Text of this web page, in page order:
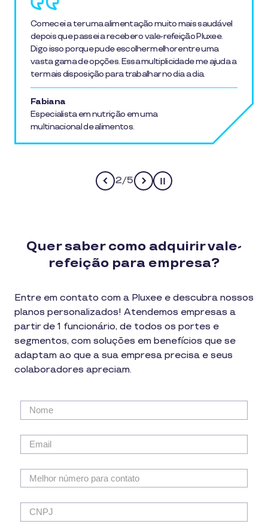
Comecei a ter uma alimentação muito mais saudável
depois que passei a receber o vale-refeição Pluxee.
Digo isso porque pude escolher melhor entre uma
vasta gama de opções. Essa multiplicidade me ajuda a
ter mais disposição para trabalhar no dia a dia.
Fabiana
Especialista em nutrição em uma
multinacional de alimentos.
2/5
Quer saber como adquirir vale-
refeição para empresa?
Entre em contato com a Pluxee e descubra nossos
planos personalizados! Atendemos empresas a
partir de 1 funcionário, de todos os portes e
segmentos, com soluções em benefícios que se
adaptam ao que a sua empresa precisa e seus
colaboradores apreciam.